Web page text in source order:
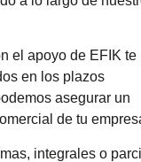
el apoyo de EFIK te
en los plazos
asegurar un
de tu
integrales o